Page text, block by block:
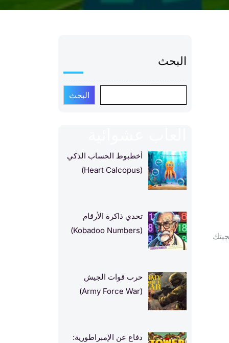
البحث
البحث
أخطبوط الحساب الذكي
(Heart Calcopus)
تحدي ذاكرة الأرقام
(Kobadoo Numbers)
حرب قوات الجيش
(Army Force War)
دفاع عن الإمبراطورية: